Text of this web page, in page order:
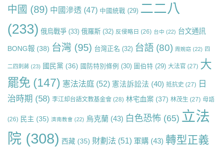
中國 (89) 中國滲透 (47) 中國統戰 (29) 二二八
(233) 俄烏戰爭 (33) 俄羅斯 (32) 反侵略日 (26) 台中 (22) 台文通訊
BONG報 (38) 台灣 (95) 台灣正名 (32) 台語 (80) 周婉窈 (22) 四
二四刺蔣 (23) 國民黨 (36) 國防特別條例 (30) 圖伯特 (29) 大法官 (27) 大
罷免 (147) 憲法法庭 (52) 憲法訴訟法 (40) 抵抗史 (27) 日
治時期 (58) 李江却台語文教基金會 (28) 林宅血案 (37) 林茂生 (27) 母語
(26) 民主 (35) 濟南教會 (22) 烏克蘭 (43) 白色恐怖 (65) 立法
院 (308) 西藏 (35) 財劃法 (51) 軍購 (43) 轉型正義